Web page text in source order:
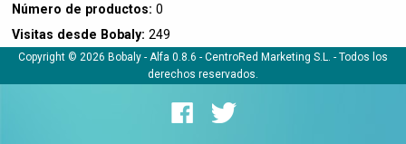
Número de productos: 0
Visitas desde Bobaly: 249
Copyright © 2026 Bobaly - Alfa 0.8.6 - CentroRed Marketing S.L. - Todos los
derechos reservados.